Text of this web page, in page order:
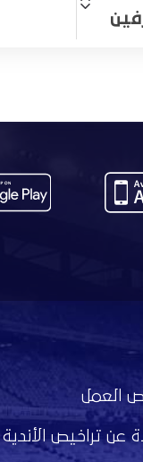
العمل
عن تراخيص الأندية